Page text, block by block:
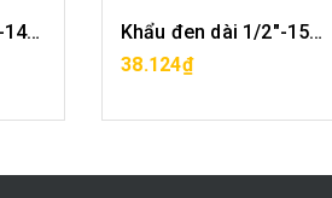
Khẩu đen dài 1/2"-14mm CF0421-14
Khẩu đen dài 1/2"-15mm CF0421-15
38.124₫
MUA HÀNG